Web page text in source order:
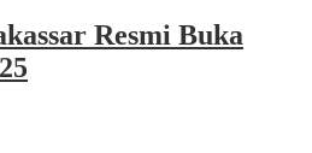
Resmi Buka